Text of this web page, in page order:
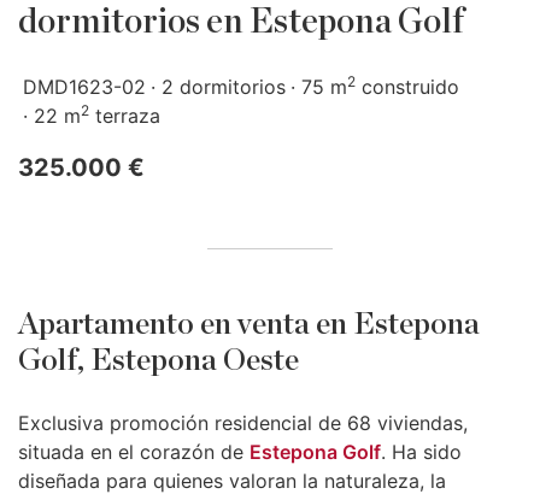
dormitorios en Estepona Golf
DMD1623-02 2 dormitorios 75 m2 construido
22 m2 terraza
325.000 €
Apartamento en venta en Estepona
Golf, Estepona Oeste
Exclusiva promoción residencial de 68 viviendas,
situada en el corazón de Estepona Golf. Ha sido
diseñada para quienes valoran la naturaleza, la